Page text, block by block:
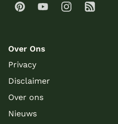
Over Ons
Privacy
Disclaimer
Over ons
Nieuws